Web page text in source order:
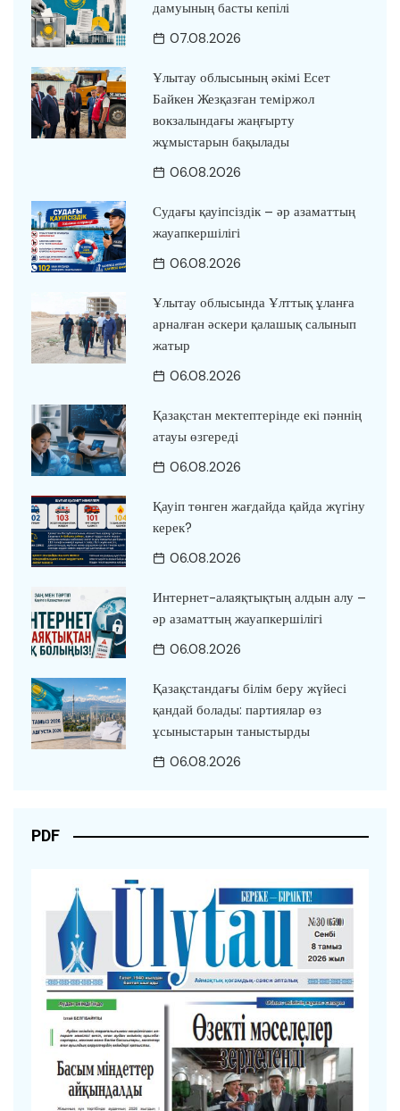
дамуының басты кепілі
07.08.2026
Ұлытау облысының әкімі Есет
Байкен Жезқазған теміржол
вокзалындағы жаңғырту
жұмыстарын бақылады
06.08.2026
Судағы қауіпсіздік – әр азаматтың
жауапкершілігі
06.08.2026
Ұлытау облысында Ұлттық ұланға
арналған әскери қалашық салынып
жатыр
06.08.2026
Қазақстан мектептерінде екі пәннің
атауы өзгереді
06.08.2026
Қауіп төнген жағдайда қайда жүгіну
керек?
06.08.2026
Интернет-алаяқтықтың алдын алу –
әр азаматтың жауапкершілігі
06.08.2026
Қазақстандағы білім беру жүйесі
қандай болады: партиялар өз
ұсыныстарын таныстырды
06.08.2026
PDF